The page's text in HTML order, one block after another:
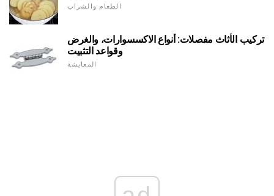
الطعام والشراب
تركيب الأثاث مفصلات: أنواع الاكسسوارات، والغرض
وقواعد التثبيت
المعايشة